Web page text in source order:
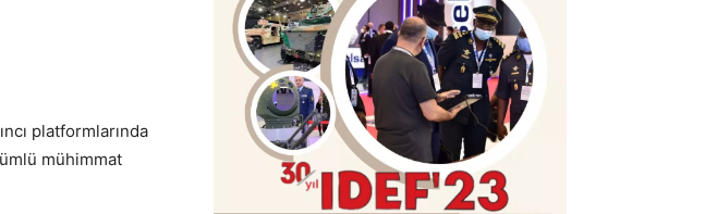
platformlarında
mühimmat